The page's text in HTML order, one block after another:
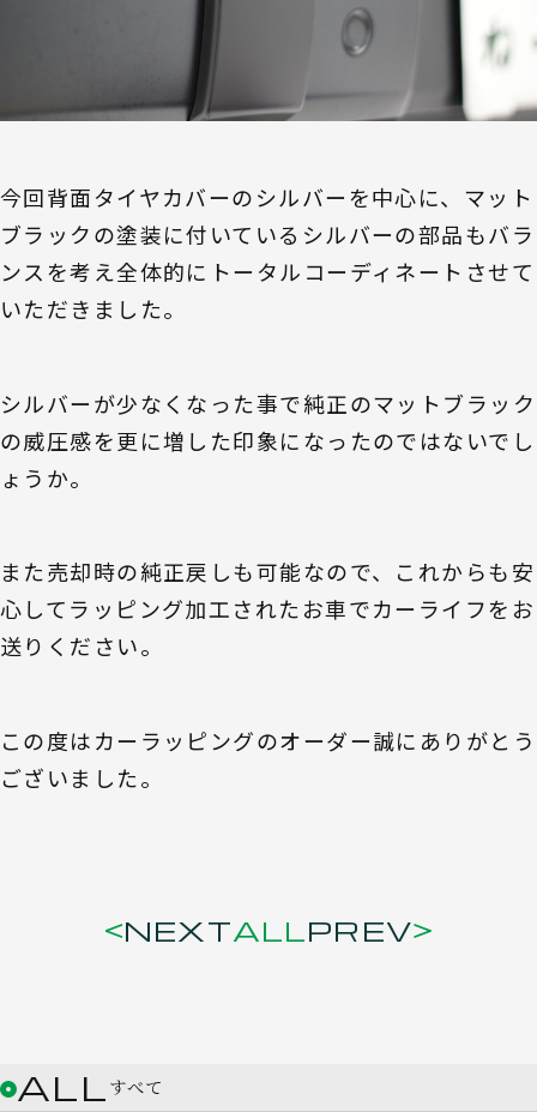
今回背面タイヤカバーのシルバーを中心に、マット
ブラックの塗装に付いているシルバーの部品もバラ
ンスを考え全体的にトータルコーディネートさせて
いただきました。
シルバーが少なくなった事で純正のマットブラック
の威圧感を更に増した印象になったのではないでし
ょうか。
また売却時の純正戻しも可能なので、これからも安
心してラッピング加工されたお車でカーライフをお
送りください。
この度はカーラッピングのオーダー誠にありがとう
ございました。
NEXTALLPREV
ALL すべて